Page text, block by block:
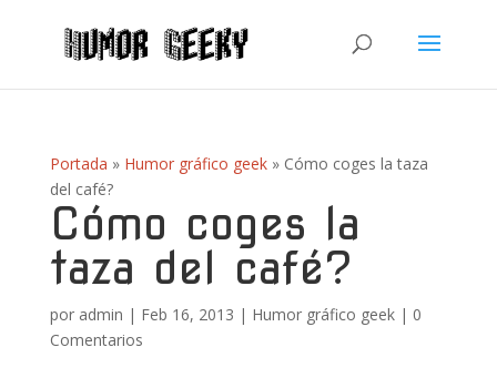
Portada » Humor gráfico geek» Cómo coges la taza
del café?
Cómo coges la
taza del café?
por admin | Feb 16, 2013 | Humor gráfico geek| 0
Comentarios